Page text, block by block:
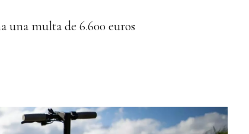
una multa de 6.600 euros